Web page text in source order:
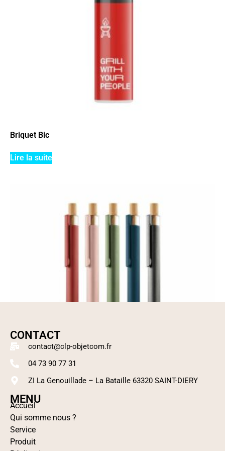
Briquet Bic
Lire la suite
Stylo à bille en alu recyclé
Lire la suite
MENU
Accueil
Qui somme nous ?
Service
Produit
CONTACT
contact@clp-objetcom.fr
04 73 90 77 31
ZI La Genouillade – La Bataille 63320 SAINT-DIERY